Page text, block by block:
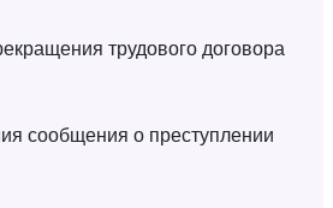
трудового договора
сообщения о преступлении